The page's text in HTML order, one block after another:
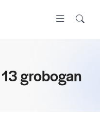
grobogan